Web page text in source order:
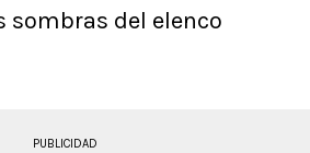
sombras del elenco
PUBLICIDAD